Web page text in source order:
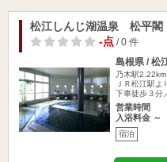
松江しんじ湖温泉 松平閣
-点/ 0 件
島根県 / 松
乃木駅2.22km
ＪＲ松江駅
下車徒歩３分
営業時間
入浴料金 ～
宿泊